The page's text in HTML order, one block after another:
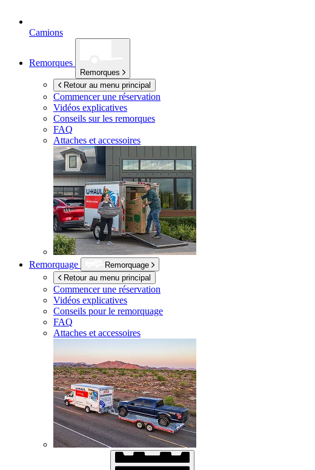
Camions
Remorques
Remorques
Retour au menu principal
Commencer une réservation
Vidéos explicatives
Conseils sur les remorques
FAQ
Attaches et accessoires
Remorquage
Remorquage
Retour au menu principal
Commencer une réservation
Vidéos explicatives
Conseils pour le remorquage
FAQ
Attaches et accessoires